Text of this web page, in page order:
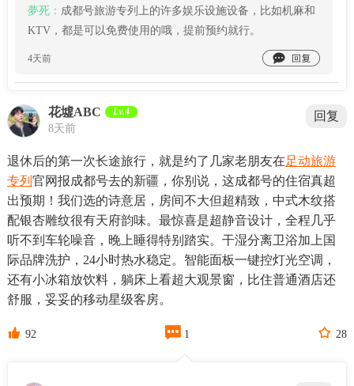
夢死： 成都号旅游专列上的许多娱乐设施设备，比如机麻和
KTV，都是可以免费使用的哦，提前预约就行。
4天前 
花墟ABC Lv.4
8天前
回复
退休后的第一次长途旅行，就是约了几家老朋友在足动旅游
专列 官网报成都号去的新疆，你别说，这成都号的住宿真超
出预期！我们选的诗意居，房间不大但超精致，中式木纹搭
配银杏雕纹很有天府韵味。最惊喜是超静音设计，全程几乎
听不到车轮噪音，晚上睡得特别踏实。干湿分离卫浴加上国
际品牌洗护，24小时热水稳定。智能面板一键控灯光空调，
还有小冰箱放饮料，躺床上看超大观景窗，比住普通酒店还
舒服，妥妥的移动星级客房。
 92  1  28